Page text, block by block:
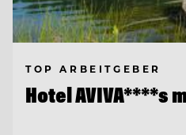
TOP ARBEITGEBER
Hotel AVIVA****s